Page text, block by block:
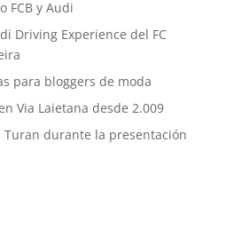
FCB y Audi
Driving Experience del FC
para bloggers de moda
Via Laietana desde 2.009
Turan durante la presentación